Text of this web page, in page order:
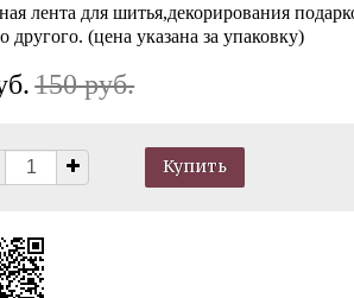
лента для шитья,декорирования
другого. (цена указана за упаковку)
150 руб.